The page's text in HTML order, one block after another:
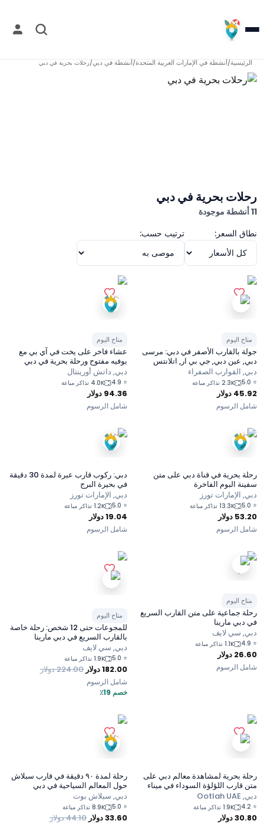
الرئيسية/أنشطة في الإمارات العربية المتحدة/أنشطة في دبي/رحلات بحرية في دبي
رحلات بحرية في دبي
11 أنشطة موجودة
نطاق السعر:
ترتيب حسب:
متاح اليوم
جولة بالقارب الأصفر في دبي: مرسى
دبي, عين دبي, جي بي ار, اتلانتس
دبي, القوارب الصفراء
⭐
5.0 2.3K تذاكر مباعة
45.92 دولار
شامل الرسوم
متاح اليوم
عشاء فاخر على يخت في آي بي مع
بوفيه مفتوح ورحلة بحرية في دبي
دبي, داتش أورينتال
⭐
4.9 4.0K تذاكر مباعة
94.36 دولار
شامل الرسوم
رحلة بحرية في قناة دبي على متن
سفينة البوم الفاخرة
دبي, الإمارات تورز
⭐
5.0 13.3K تذاكر مباعة
53.20 دولار
شامل الرسوم
دبي: ركوب قارب عبرة لمدة 30 دقيقة
في بحيرة البرج
دبي, الإمارات تورز
⭐
5.0 1.2K تذاكر مباعة
19.04دولار
شامل الرسوم
متاح اليوم
رحلة جماعية على متن القارب السريع
في دبي مارينا
دبي, سي لايف
⭐
4.9 1.1K تذاكر مباعة
26.60 دولار
شامل الرسوم
متاح اليوم
للمجوعات حتى 12 شخص: رحلة خاصة
بالقارب السريع في دبي مارينا
دبي, سي لايف
⭐
5.0 1.9K تذاكر مباعة
182.00دولار 224.00دولار
خصم 19٪
شامل الرسوم
رحلة بحرية لمشاهدة معالم دبي على
متن قارب اللؤلؤة السوداء في ميناء
خور.
دبي, Ootlah UAE
⭐
4.2 1.9K تذاكر مباعة
30.80دولار
رحلة لمدة ٩٠ دقيقة في قارب سبلاش
حول المعالم السياحية في دبي
دبي, سبلاش بوت
⭐
5.0 8.9K تذاكر مباعة
33.60دولار 44.10دولار